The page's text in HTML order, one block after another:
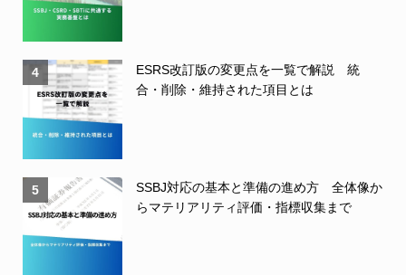
4
ESRS改訂版の変更点を一覧で解説 統
合・削除・維持された項目とは
5
SSBJ対応の基本と準備の進め方 全体像か
らマテリアリティ評価・指標収集まで